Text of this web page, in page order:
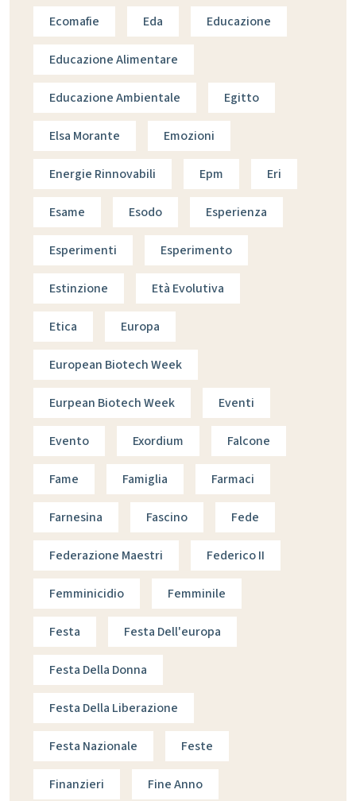
Ecomafie Eda Educazione
Educazione Alimentare
Educazione Ambientale Egitto
Elsa Morante Emozioni
Energie Rinnovabili Epm Eri
Esame Esodo Esperienza
Esperimenti Esperimento
Estinzione Età Evolutiva
Etica Europa
European Biotech Week
Eurpean Biotech Week Eventi
Evento Exordium Falcone
Fame Famiglia Farmaci
Farnesina Fascino Fede
Federazione Maestri Federico II
Femminicidio Femminile
Festa Festa Dell'europa
Festa Della Donna
Festa Della Liberazione
Festa Nazionale Feste
Finanzieri Fine Anno